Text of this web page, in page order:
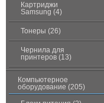
Картриджи
Samsung (4)
Тонеры (26)
Чернила для
принтеров (13)
Компьютерное
оборудование (205)